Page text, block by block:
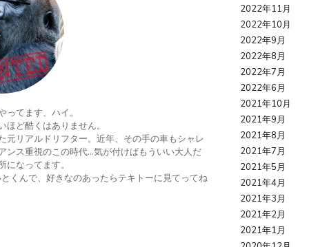
てます、ハイ。
ど酷くはありません。
元リアルドリフター。近年、その手の車もシャレ
ンス重視のこの時代…気が付けばもういい大人だ
なってます。
くんで、好きなのあったらテキトーに見てってね
2022年11月
2022年10月
2022年9月
2022年8月
2022年7月
2022年6月
2021年10月
2021年9月
2021年8月
2021年7月
2021年5月
2021年4月
2021年3月
2021年2月
2021年1月